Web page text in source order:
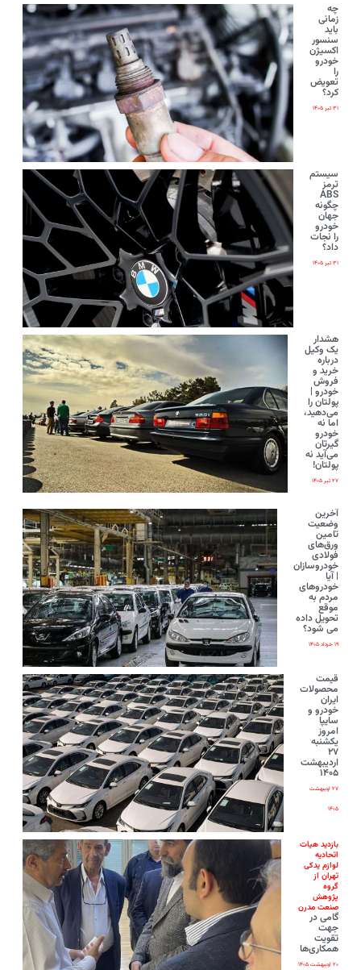
چه
زمانی
باید
سنسور
اکسیژن
خودرو
را
تعویض
کرد؟
۳۱ تیر ۱۴۰۵
سیستم
ترمز
ABS
چگونه
جهان
خودرو
را نجات
داد؟
۳۱ تیر ۱۴۰۵
هشدار
یک وکیل
درباره
خرید و
فروش
خودرو |
پولتان را
می‌دهید،
اما نه
خودرو
گیرتان
می‌آید نه
پولتان!
۲۷ تیر ۱۴۰۵
آخرین
وضعیت
تامین
ورق‌های
فولادی
خودروسازان
| آیا
خودروهای
مردم به
موقع
تحویل داده
می شود؟
۱۹ خرداد ۱۴۰۵
قیمت
محصولات
ایران‌
خودرو و
سایپا
امروز
یکشنبه
۲۷
اردیبهشت
۱۴۰۵
۲۷ اردیبهشت
۱۴۰۵
بازدید هیات
اتحادیه
لوازم یدکی
تهران از
گروه
پژوهش
صنعت مدرن
گامی در
جهت
تقویت
همکاری‌ها
۲۰ اردیبهشت ۱۴۰۵